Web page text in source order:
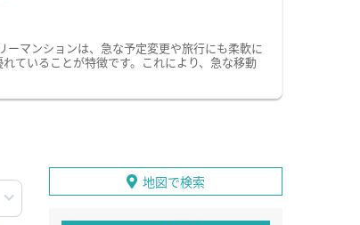
マンションは、急な予定変更や旅行にも柔軟に
ていることが特徴です。これにより、急な移動
地図で検索